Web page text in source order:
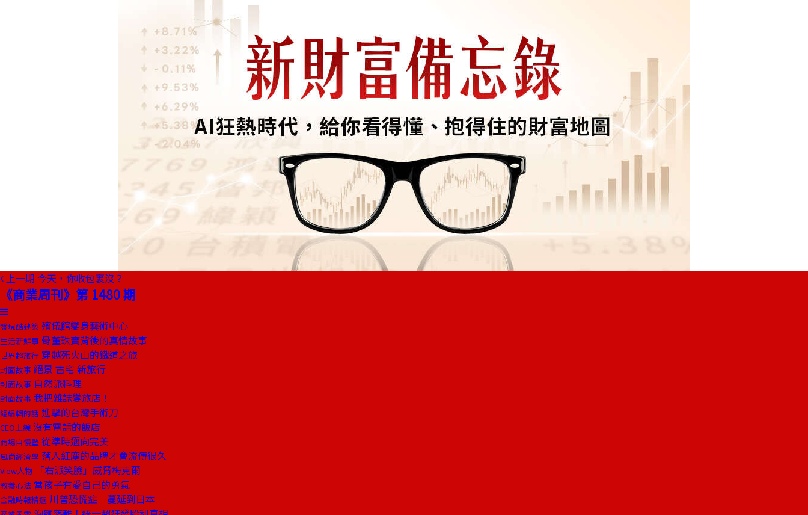
上一期 今天，你收包裹沒？
《商業周刊》第 1480 期
發現酷建築 殯儀館變身藝術中心
生活新鮮事 骨董珠寶背後的真情故事
世界超旅行 穿越死火山的鐵道之旅
封面故事 絕景 古宅 新旅行
封面故事 自然派料理
封面故事 我把雜誌變旅店！
總編輯的話 進擊的台灣手術刀
CEO上線 沒有電話的飯店
商場自慢塾 從準時邁向完美
風尚經濟學 落入紅塵的品牌才會流傳很久
View人物 「右派笑臉」威脅梅克爾
教養心法 當孩子有愛自己的勇氣
金融時報精選 川普恐慌症 蔓延到日本